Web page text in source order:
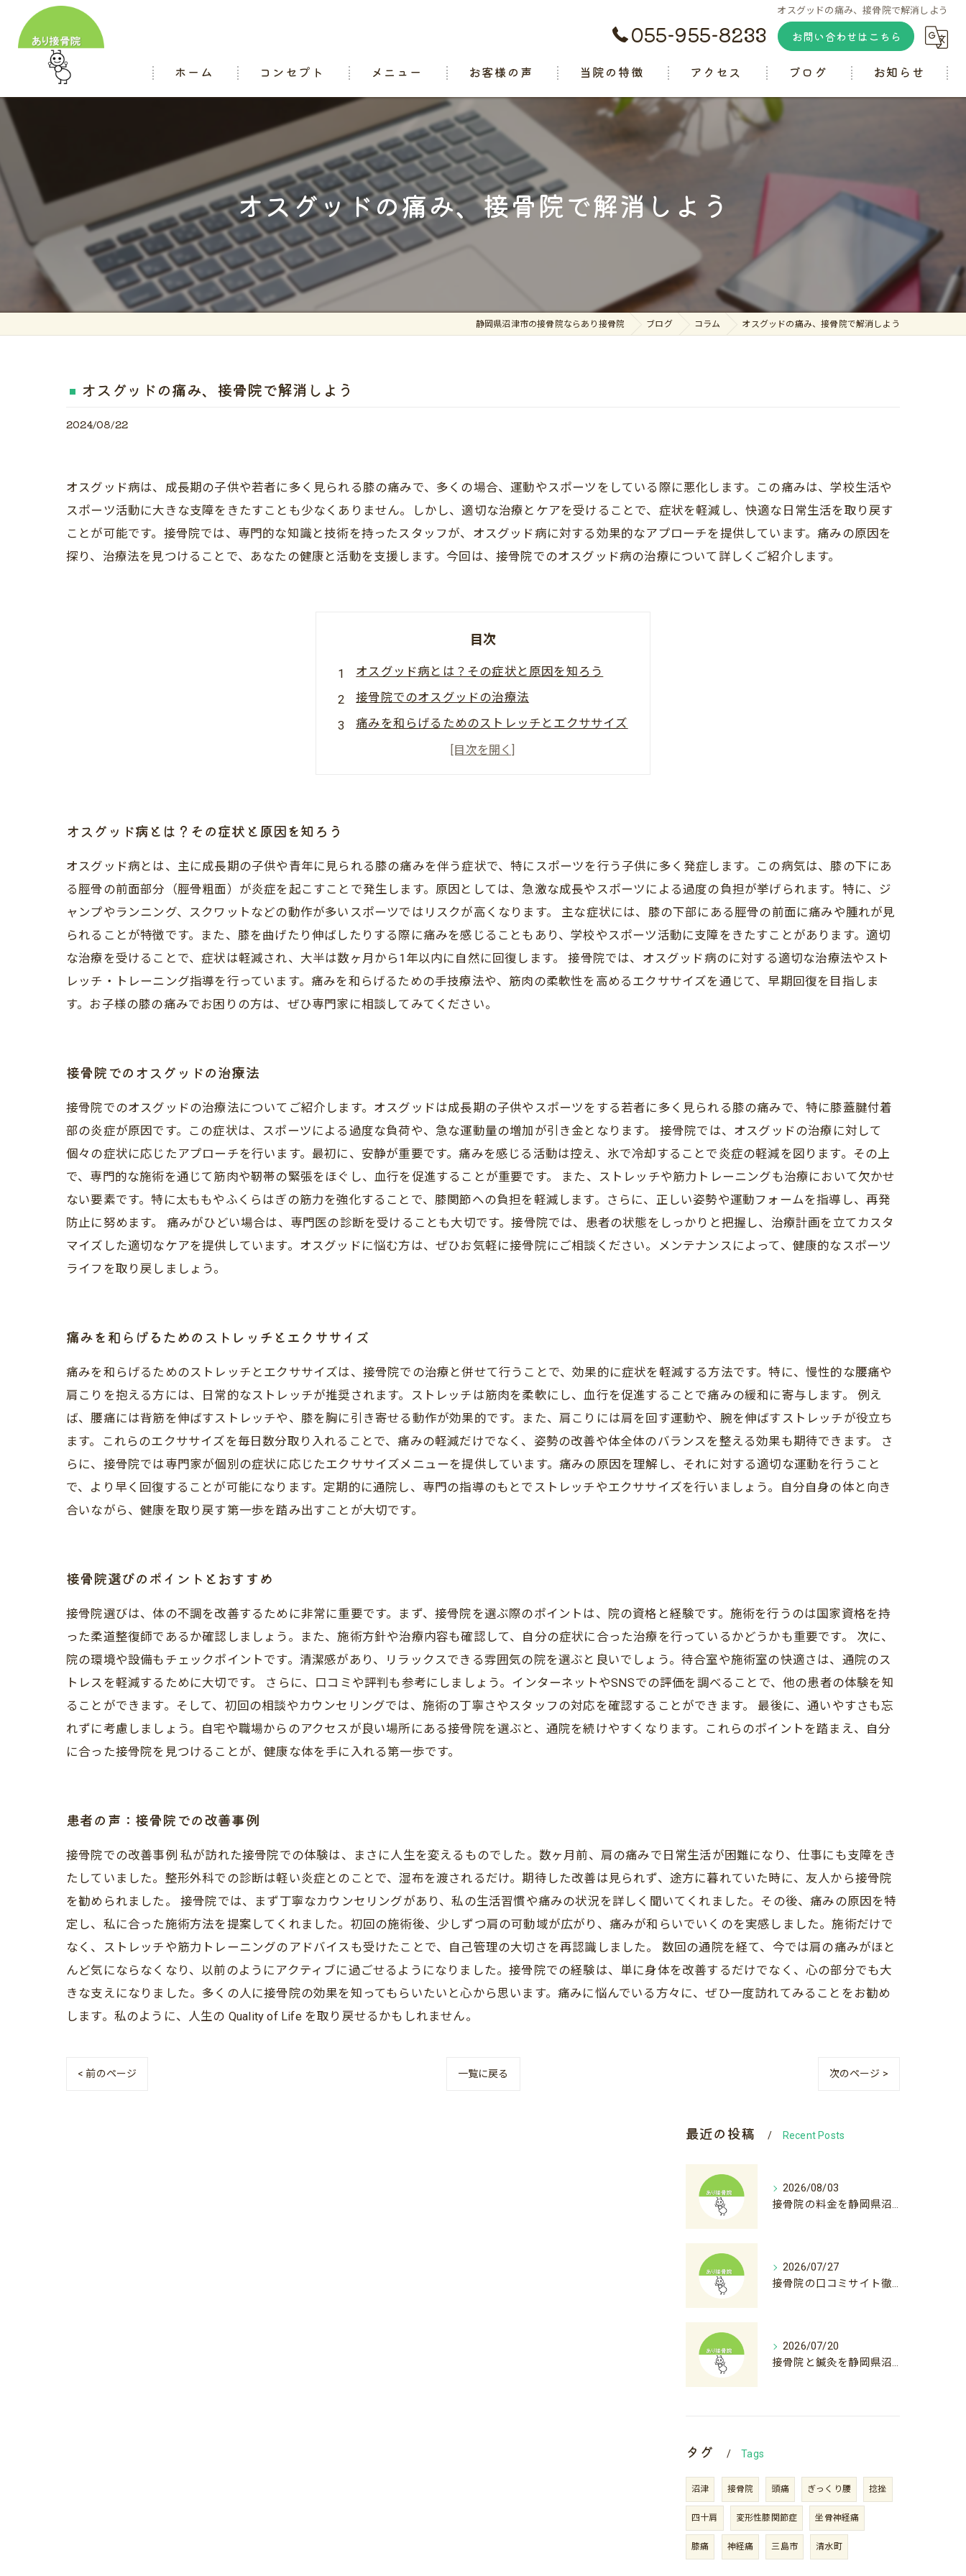
オスグッドの痛み、接骨院で解消しよう
055-955-8233 お問い合わせはこちら
ホーム コンセプト
スタッフ
メニュー お客様の声 当院の特徴
肩こり
アクセス ブログ
コラム
お知らせ
オスグッドの痛み、接骨院で解消しよう
静岡県沼津市の接骨院ならあり接骨院 ブログ コラム オスグッドの痛み、接骨院で解消しよう
オスグッドの痛み、接骨院で解消しよう
2024/08/22
オスグッド病は、成長期の子供や若者に多く見られる膝の痛みで、多くの場合、運動やスポーツをしている際に悪化します。この痛みは、学校生活や
スポーツ活動に大きな支障をきたすことも少なくありません。しかし、適切な治療とケアを受けることで、症状を軽減し、快適な日常生活を取り戻す
ことが可能です。接骨院では、専門的な知識と技術を持ったスタッフが、オスグッド病に対する効果的なアプローチを提供しています。痛みの原因を
探り、治療法を見つけることで、あなたの健康と活動を支援します。今回は、接骨院でのオスグッド病の治療について詳しくご紹介します。
目次
オスグッド病とは？その症状と原因を知ろう
接骨院でのオスグッドの治療法
痛みを和らげるためのストレッチとエクササイズ
接骨院選びのポイントとおすすめ
オスグッド病とは？その症状と原因を知ろう
オスグッド病とは、主に成長期の子供や青年に見られる膝の痛みを伴う症状で、特にスポーツを行う子供に多く発症します。この病気は、膝の下にあ
る脛骨の前面部分（脛骨粗面）が炎症を起こすことで発生します。原因としては、急激な成長やスポーツによる過度の負担が挙げられます。特に、ジ
ャンプやランニング、スクワットなどの動作が多いスポーツではリスクが高くなります。 主な症状には、膝の下部にある脛骨の前面に痛みや腫れが見
られることが特徴です。また、膝を曲げたり伸ばしたりする際に痛みを感じることもあり、学校やスポーツ活動に支障をきたすことがあります。適切
な治療を受けることで、症状は軽減され、大半は数ヶ月から1年以内に自然に回復します。 接骨院では、オスグッド病のに対する適切な治療法やスト
レッチ・トレーニング指導を行っています。痛みを和らげるための手技療法や、筋肉の柔軟性を高めるエクササイズを通じて、早期回復を目指しま
す。お子様の膝の痛みでお困りの方は、ぜひ専門家に相談してみてください。
接骨院でのオスグッドの治療法
接骨院でのオスグッドの治療法についてご紹介します。オスグッドは成長期の子供やスポーツをする若者に多く見られる膝の痛みで、特に膝蓋腱付着
部の炎症が原因です。この症状は、スポーツによる過度な負荷や、急な運動量の増加が引き金となります。 接骨院では、オスグッドの治療に対して
個々の症状に応じたアプローチを行います。最初に、安静が重要です。痛みを感じる活動は控え、氷で冷却することで炎症の軽減を図ります。その上
で、専門的な施術を通じて筋肉や靭帯の緊張をほぐし、血行を促進することが重要です。 また、ストレッチや筋力トレーニングも治療において欠かせ
ない要素です。特に太ももやふくらはぎの筋力を強化することで、膝関節への負担を軽減します。さらに、正しい姿勢や運動フォームを指導し、再発
防止に努めます。 痛みがひどい場合は、専門医の診断を受けることも大切です。接骨院では、患者の状態をしっかりと把握し、治療計画を立てカスタ
マイズした適切なケアを提供しています。オスグッドに悩む方は、ぜひお気軽に接骨院にご相談ください。メンテナンスによって、健康的なスポーツ
ライフを取り戻しましょう。
痛みを和らげるためのストレッチとエクササイズ
痛みを和らげるためのストレッチとエクササイズは、接骨院での治療と併せて行うことで、効果的に症状を軽減する方法です。特に、慢性的な腰痛や
肩こりを抱える方には、日常的なストレッチが推奨されます。ストレッチは筋肉を柔軟にし、血行を促進することで痛みの緩和に寄与します。 例え
ば、腰痛には背筋を伸ばすストレッチや、膝を胸に引き寄せる動作が効果的です。また、肩こりには肩を回す運動や、腕を伸ばすストレッチが役立ち
ます。これらのエクササイズを毎日数分取り入れることで、痛みの軽減だけでなく、姿勢の改善や体全体のバランスを整える効果も期待できます。 さ
らに、接骨院では専門家が個別の症状に応じたエクササイズメニューを提供しています。痛みの原因を理解し、それに対する適切な運動を行うこと
で、より早く回復することが可能になります。定期的に通院し、専門の指導のもとでストレッチやエクササイズを行いましょう。自分自身の体と向き
合いながら、健康を取り戻す第一歩を踏み出すことが大切です。
接骨院選びのポイントとおすすめ
接骨院選びは、体の不調を改善するために非常に重要です。まず、接骨院を選ぶ際のポイントは、院の資格と経験です。施術を行うのは国家資格を持
った柔道整復師であるか確認しましょう。また、施術方針や治療内容も確認して、自分の症状に合った治療を行っているかどうかも重要です。 次に、
院の環境や設備もチェックポイントです。清潔感があり、リラックスできる雰囲気の院を選ぶと良いでしょう。待合室や施術室の快適さは、通院のス
トレスを軽減するために大切です。 さらに、口コミや評判も参考にしましょう。インターネットやSNSでの評価を調べることで、他の患者の体験を知
ることができます。そして、初回の相談やカウンセリングでは、施術の丁寧さやスタッフの対応を確認することができます。 最後に、通いやすさも忘
れずに考慮しましょう。自宅や職場からのアクセスが良い場所にある接骨院を選ぶと、通院を続けやすくなります。これらのポイントを踏まえ、自分
に合った接骨院を見つけることが、健康な体を手に入れる第一歩です。
患者の声：接骨院での改善事例
接骨院での改善事例 私が訪れた接骨院での体験は、まさに人生を変えるものでした。数ヶ月前、肩の痛みで日常生活が困難になり、仕事にも支障をき
たしていました。整形外科での診断は軽い炎症とのことで、湿布を渡されるだけ。期待した改善は見られず、途方に暮れていた時に、友人から接骨院
を勧められました。 接骨院では、まず丁寧なカウンセリングがあり、私の生活習慣や痛みの状況を詳しく聞いてくれました。その後、痛みの原因を特
定し、私に合った施術方法を提案してくれました。初回の施術後、少しずつ肩の可動域が広がり、痛みが和らいでいくのを実感しました。施術だけで
なく、ストレッチや筋力トレーニングのアドバイスも受けたことで、自己管理の大切さを再認識しました。 数回の通院を経て、今では肩の痛みがほと
んど気にならなくなり、以前のようにアクティブに過ごせるようになりました。接骨院での経験は、単に身体を改善するだけでなく、心の部分でも大
きな支えになりました。多くの人に接骨院の効果を知ってもらいたいと心から思います。痛みに悩んでいる方々に、ぜひ一度訪れてみることをお勧め
します。私のように、人生の Quality of Life を取り戻せるかもしれません。
< 前のページ 一覧に戻る 次のページ >
最近の投稿 Recent Posts
2026/08/03
接骨院の料金を静岡県沼津市裾野市で比較初診料から自費診療まで徹底解説
2026/07/27
接骨院の口コミサイト徹底活用術と後悔しない選び方ガイド
2026/07/20
接骨院と鍼灸を静岡県沼津市下田市で料金から選び方まで徹底解説
タグ Tags
沼津 接骨院 頭痛 ぎっくり腰 捻挫
四十肩 変形性膝関節症 坐骨神経痛
膝痛 神経痛 三島市 清水町